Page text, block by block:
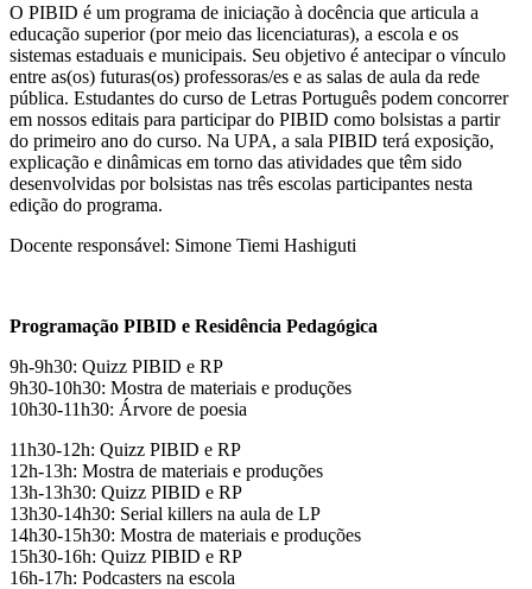
O PIBID é um programa de iniciação à docência que articula a
educação superior (por meio das licenciaturas), a escola e os
sistemas estaduais e municipais. Seu objetivo é antecipar o vínculo
entre as(os) futuras(os) professoras/es e as salas de aula da rede
pública. Estudantes do curso de Letras Português podem concorrer
em nossos editais para participar do PIBID como bolsistas a partir
do primeiro ano do curso. Na UPA, a sala PIBID terá exposição,
explicação e dinâmicas em torno das atividades que têm sido
desenvolvidas por bolsistas nas três escolas participantes nesta
edição do programa.
Docente responsável: Simone Tiemi Hashiguti
Programação PIBID e Residência Pedagógica
9h-9h30: Quizz PIBID e RP
9h30-10h30: Mostra de materiais e produções
10h30-11h30: Árvore de poesia
11h30-12h: Quizz PIBID e RP
12h-13h: Mostra de materiais e produções
13h-13h30: Quizz PIBID e RP
13h30-14h30: Serial killers na aula de LP
14h30-15h30: Mostra de materiais e produções
15h30-16h: Quizz PIBID e RP
16h-17h: Podcasters na escola